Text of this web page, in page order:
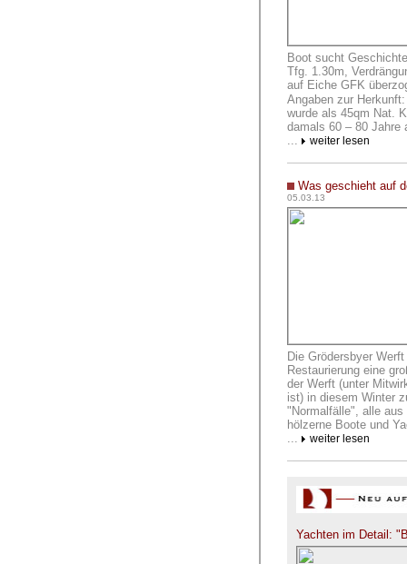
Boot sucht
Tfg. 1.30m,
auf Eiche GFK
Angaben zur
wurde als 45qm Nat.
damals 60 – 80 Jahre
...
weiter lesen
Was geschieht auf
05.03.13
Die Grödersbyer
Restaurierung eine
der Werft (unter
ist) in diesem Winter
"Normalfälle", alle
hölzerne Boote und
...
weiter lesen
Yachten im Detail: